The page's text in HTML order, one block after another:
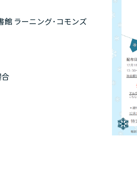
館 ラーニング･コモンズ